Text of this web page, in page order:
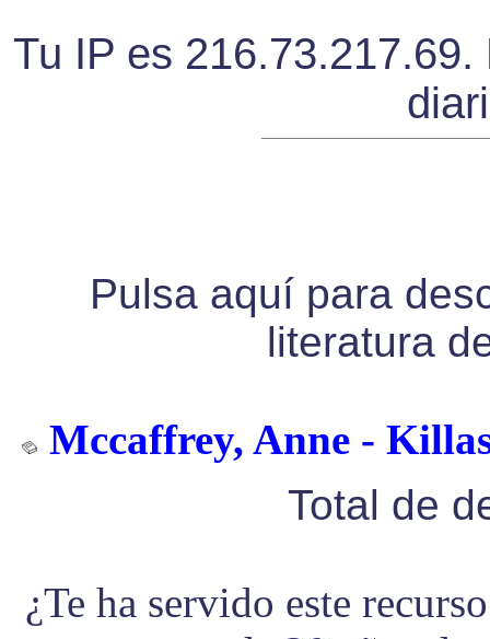
Tu IP es
Pulsa aquí para
literatura
Mccaffrey, Anne -
Total de
¿Te ha servido este